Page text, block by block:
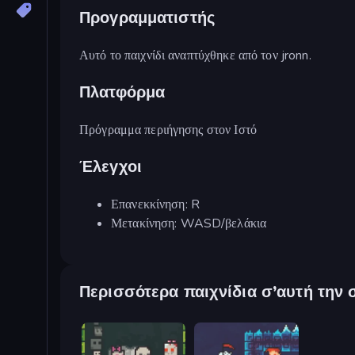
Προγραμματιστής
Αυτό το παιχνίδι αναπτύχθηκε από τον jronn.
Πλατφόρμα
Πρόγραμμα περιήγησης στον Ιστό
Έλεγχοι
Επανεκκίνηση: R
Μετακίνηση: WASD/βελάκια
Περισσότερα παιχνίδια σ’αυτή την